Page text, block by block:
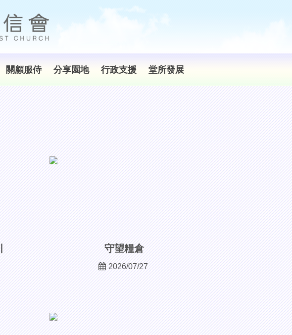
關顧服侍 分享園地 行政支援 堂所發展
守望糧倉
2026/07/27